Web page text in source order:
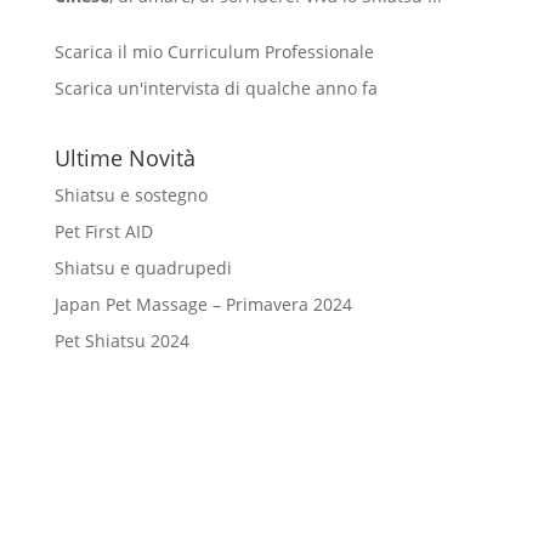
Scarica il mio Curriculum Professionale
Scarica un'intervista di qualche anno fa
Ultime Novità
Shiatsu e sostegno
Pet First AID
Shiatsu e quadrupedi
Japan Pet Massage – Primavera 2024
Pet Shiatsu 2024